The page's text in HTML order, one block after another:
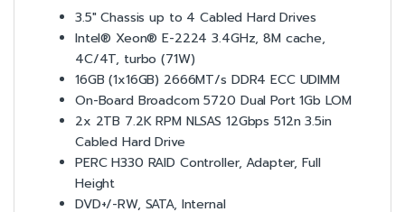
3.5″ Chassis up to 4 Cabled Hard Drives
Intel® Xeon® E-2224 3.4GHz, 8M cache,
4C/4T, turbo (71W)
16GB (1x16GB) 2666MT/s DDR4 ECC UDIMM
On-Board Broadcom 5720 Dual Port 1Gb LOM
2x 2TB 7.2K RPM NLSAS 12Gbps 512n 3.5in
Cabled Hard Drive
PERC H330 RAID Controller, Adapter, Full
Height
DVD+/-RW, SATA, Internal